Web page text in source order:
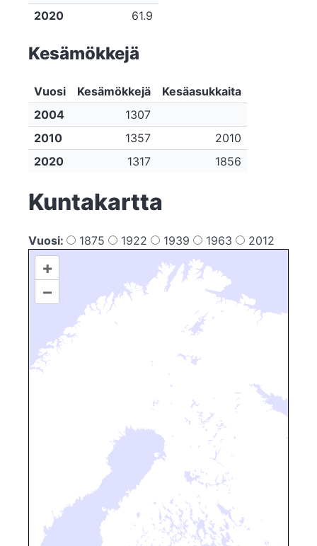
2020
61.9
Kesämökkejä
Vuosi Kesämökkejä
Kesäasukkaita
2004
1307
2010
1357
2010
2020
1317 1856
Kuntakartta
Vuosi: 1875 1922 1939 1963 2012
+
–